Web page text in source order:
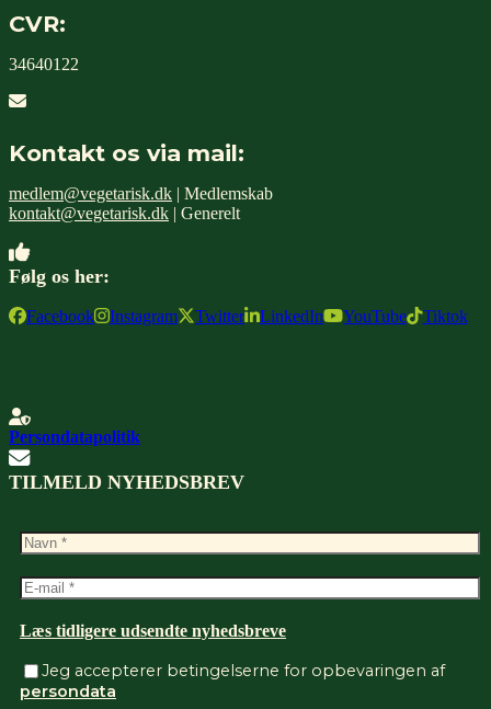
CVR:
34640122
Kontakt os via mail:
medlem@vegetarisk.dk | Medlemskab
kontakt@vegetarisk.dk | Generelt
Følg os her:
Facebook Instagram Twitter LinkedIn YouTube Tiktok
Persondatapolitik
TILMELD NYHEDSBREV
Læs tidligere udsendte nyhedsbreve
Jeg accepterer betingelserne for opbevaringen af
persondata